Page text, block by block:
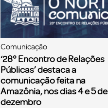
Comunicação
‘28° Encontro de Relações
Públicas’ destaca a
comunicação feita na
Amazônia, nos dias 4 e 5 de
dezembro